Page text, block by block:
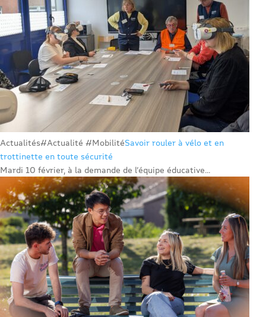
Actualités#Actualité #MobilitéSavoir rouler à vélo et en
trottinette en toute sécurité
Mardi 10 février, à la demande de l’équipe éducative...